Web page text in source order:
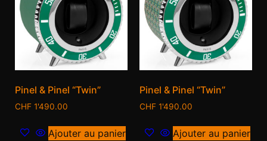
Pinel & Pinel “Twin”
CHF 1'490.00
Ajouter au panier
Pinel & Pinel “Twin”
CHF 1'490.00
Ajouter au panier